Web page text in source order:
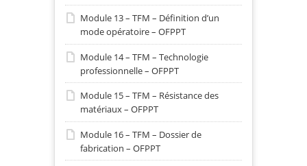
Module 13 – TFM – Définition d’un
mode opératoire – OFPPT
Module 14 – TFM – Technologie
professionnelle – OFPPT
Module 15 – TFM – Résistance des
matériaux – OFPPT
Module 16 – TFM – Dossier de
fabrication – OFPPT